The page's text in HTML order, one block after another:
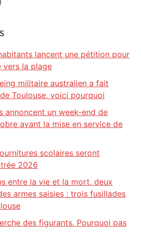
lancent une pétition pour
vers la plage
militaire australien a fait
Toulouse, voici pourquoi
annoncent un week-end de
avant la mise en service de
scolaires seront
2026
entre la vie et la mort, deux
armes saisies : trois fusillades
des figurants. Pourquoi pas